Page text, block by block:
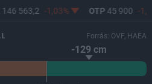
563,2 -1,03% OTP45 900 -1,82%
Forrás: OVF, HAEA
-129 cm